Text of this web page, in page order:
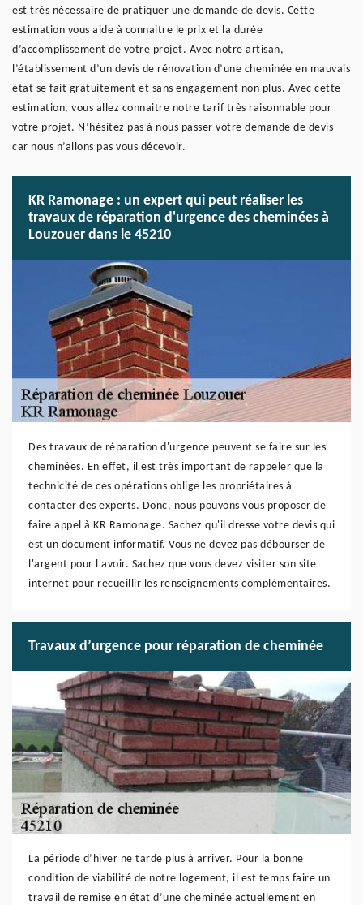
est très nécessaire de pratiquer une demande de devis. Cette
estimation vous aide à connaitre le prix et la durée
d’accomplissement de votre projet. Avec notre artisan,
l’établissement d’un devis de rénovation d’une cheminée en mauvais
état se fait gratuitement et sans engagement non plus. Avec cette
estimation, vous allez connaitre notre tarif très raisonnable pour
votre projet. N’hésitez pas à nous passer votre demande de devis
car nous n’allons pas vous décevoir.
KR Ramonage : un expert qui peut réaliser les
travaux de réparation d'urgence des cheminées à
Louzouer dans le 45210
Des travaux de réparation d'urgence peuvent se faire sur les
cheminées. En effet, il est très important de rappeler que la
technicité de ces opérations oblige les propriétaires à
contacter des experts. Donc, nous pouvons vous proposer de
faire appel à KR Ramonage. Sachez qu'il dresse votre devis qui
est un document informatif. Vous ne devez pas débourser de
l'argent pour l'avoir. Sachez que vous devez visiter son site
internet pour recueillir les renseignements complémentaires.
Travaux d’urgence pour réparation de cheminée
La période d’hiver ne tarde plus à arriver. Pour la bonne
condition de viabilité de notre logement, il est temps faire un
travail de remise en état d’une cheminée actuellement en